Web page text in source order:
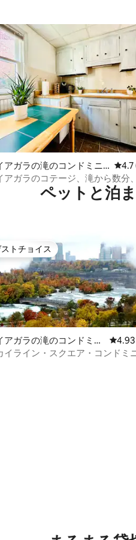
5つ星中5つ星の平均評価
アガラの滝のコンドミニ
レビ
4.7
アガラのコテージ、滝から数分
ラルエアーコン付き
ペットと泊
星中4.88つ星の平均評価
ストチョイス
トチョイス
アガラの滝のコンドミニ
レビ
4.93
イライン・スクエア・コンドミ
星中4.84つ星の平均評価